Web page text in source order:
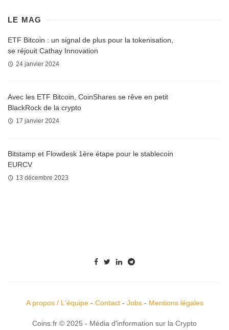
LE MAG
ETF Bitcoin : un signal de plus pour la tokenisation,
se réjouit Cathay Innovation
24 janvier 2024
Avec les ETF Bitcoin, CoinShares se rêve en petit
BlackRock de la crypto
17 janvier 2024
Bitstamp et Flowdesk 1ère étape pour le stablecoin
EURCV
13 décembre 2023
A propos / L'équipe- Contact- Jobs- Mentions légales
Coins.fr © 2025 - Média d'information sur la Crypto